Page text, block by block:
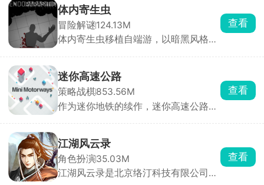
击碎则直接判定失败。看起来轻松简
单，实则每一局都是攻防博弈，你需要
灵活规划攻击路径，同时时刻警惕对手
的反击。快速反应与精准操作缺一不
体内寄生虫
冒险解谜124.13M
体内寄生虫移植自端游，以暗黑风格的
在吞噬你的身体，而你只剩一只手臂可
以使用。为了活下去，你必须深入阴暗
的实验室，搜寻止血绷带和驱虫疫苗来
压制体内的寄生虫，同时收集枪械弹
查看
迷你高速公路
策略战棋853.56M
作为迷你地铁的续作，迷你高速公路延
利用空间布局城市交通脉络，规避交通
事故，确保城市高效运转。游戏中，玩
家自由绘制道路，一键连接房屋建筑，
构建完善公路网，让城市焕发繁华生
查看
江湖风云录
角色扮演35.03M
江湖风云录是北京络汀科技有限公司发
查看